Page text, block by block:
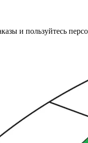
и пользуйтесь